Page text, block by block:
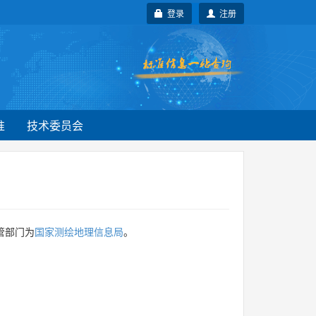
注册
登录
技术委员会
部门为国家测绘地理信息局。